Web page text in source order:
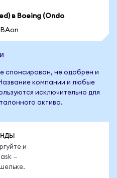
в Boeing (Ondo
спонсирован, не одобрен и
компании и любые
исключительно для
актива.
и
—